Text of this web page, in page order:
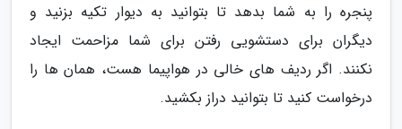
پنجره را به شما بدهد تا بتوانید به دیوار تکیه بزنید و
دیگران برای دستشویی رفتن برای شما مزاحمت ایجاد
نکنند. اگر ردیف های خالی در هواپیما هست، همان ها را
درخواست کنید تا بتوانید دراز بکشید.